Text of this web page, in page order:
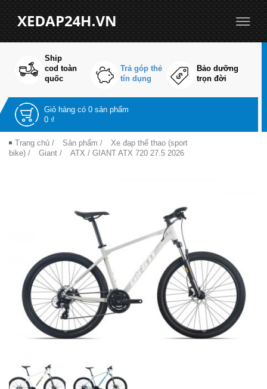
Ship
cod toàn
quốc
Trả góp thẻ
tín dụng
Bảo dưỡng
trọn đời
Giỏ hàng có 0 sản phẩm
0 ₫
Trang chủ / Sản phẩm /
Xe đạp thể thao (sport
bike) / Giant / ATX / GIANT ATX 720 27.5 2026